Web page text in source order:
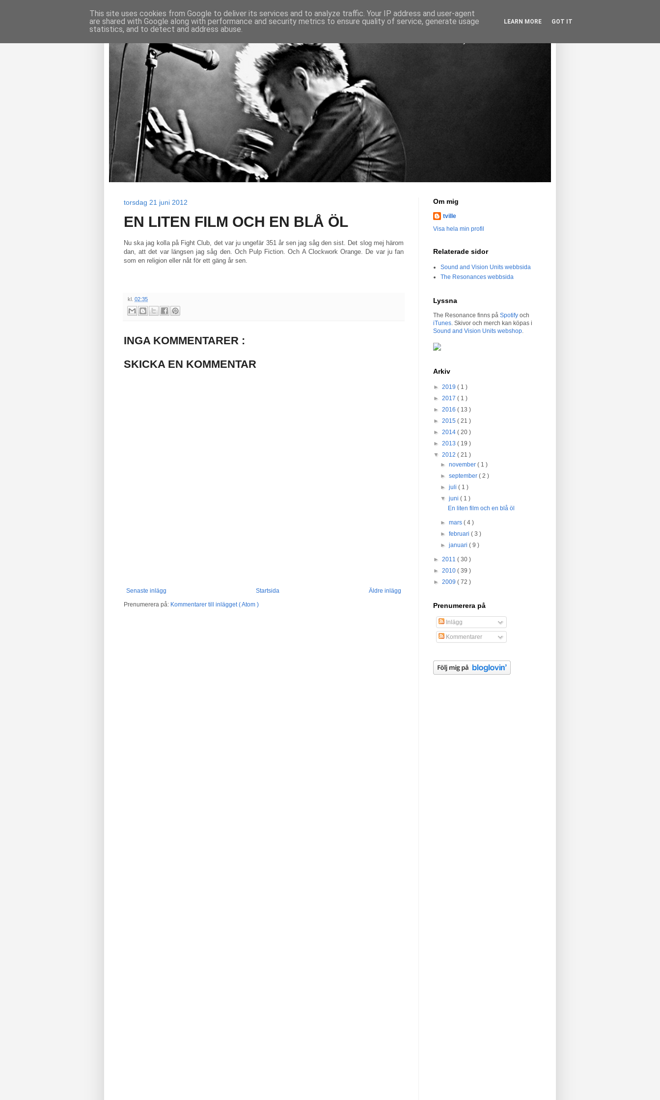
torsdag 21 juni 2012
EN LITEN FILM OCH EN BLÅ ÖL
Nu ska jag kolla på Fight Club, det var ju ungefär 351 år sen jag såg den sist. Det slog mej härom
dan, att det var längsen jag såg den. Och Pulp Fiction. Och A Clockwork Orange. De var ju fan
som en religion eller nåt för ett gäng år sen.
kl. 02:35
INGA KOMMENTARER :
SKICKA EN KOMMENTAR
Senaste inlägg Äldre inlägg
Startsida
Prenumerera på: Kommentarer till inlägget ( Atom )
Om mig
tville
Visa hela min profil
Relaterade sidor
Sound and Vision Units webbsida
The Resonances webbsida
Lyssna
The Resonance finns på Spotify och
iTunes. Skivor och merch kan köpas i
Sound and Vision Units webshop.
Arkiv
► 2019 ( 1 )
► 2017 ( 1 )
► 2016 ( 13 )
► 2015 ( 21 )
► 2014 ( 20 )
► 2013 ( 19 )
▼ 2012 ( 21 )
►november( 1 )
►september( 2 )
►juli( 1 )
▼juni( 1 )
En liten film och en blå öl
►mars( 4 )
►februari( 3 )
►januari( 9 )
► 2011 ( 30 )
► 2010 ( 39 )
► 2009 ( 72 )
Prenumerera på
Inlägg
Kommentarer
This site uses cookies from Google to deliver its services and to analyze traffic. Your IP address and user-agent
are shared with Google along with performance and security metrics to ensure quality of service, generate usage
statistics, and to detect and address abuse.
LEARN MORE GOT IT